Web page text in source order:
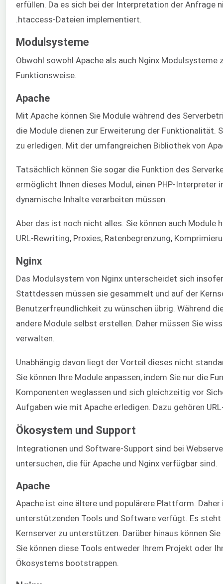
erfüllen. Da es sich bei der Interpretation der Anfrage
.htaccess-Dateien implementiert.
Modulsysteme
Obwohl sowohl Apache als auch Nginx
Funktionsweise.
Apache
Mit Apache können Sie Module während des
die Module dienen zur Erweiterung der Funktionalität.
zu erledigen. Mit der umfangreichen Bibliothek von
Tatsächlich können Sie sogar die Funktion des
ermöglicht Ihnen dieses Modul, einen PHP-Interpreter
dynamische Inhalte verarbeiten müssen.
Aber das ist noch nicht alles. Sie können auch Module
URL-Rewriting, Proxies, Ratenbegrenzung,
Nginx
Das Modulsystem von Nginx unterscheidet sich
Stattdessen müssen sie gesammelt und auf der
Benutzerfreundlichkeit zu wünschen übrig. Während
andere Module selbst erstellen. Daher müssen Sie
verwalten.
Unabhängig davon liegt der Vorteil dieses nicht
Sie können Ihre Module anpassen, indem Sie nur die
Komponenten weglassen und sich gleichzeitig vor
Aufgaben wie mit Apache erledigen. Dazu gehören
Ökosystem und Support
Integrationen und Software-Support sind bei
untersuchen, die für Apache und Nginx verfügbar sind.
Apache
Apache ist eine ältere und populärere Plattform.
unterstützenden Tools und Software verfügt. Es steht
Kernserver zu unterstützen. Darüber hinaus können
Sie können diese Tools entweder Ihrem Projekt oder
Ökosystems bootstrappen.